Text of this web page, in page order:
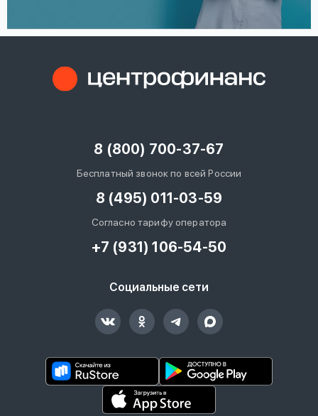
8 (800) 700-37-67
Бесплатный звонок по всей России
8 (495) 011-03-59
Согласно тарифу оператора
+7 (931) 106-54-50
Социальные сети